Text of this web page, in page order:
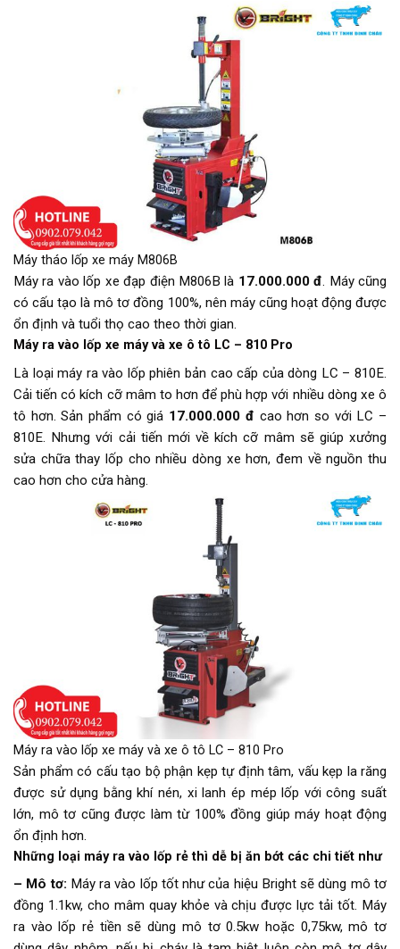
Máy tháo lốp xe máy M806B
Máy ra vào lốp xe đạp điện M806B là 17.000.000 đ. Máy cũng
có cấu tạo là mô tơ đồng 100%, nên máy cũng hoạt động được
ổn định và tuổi thọ cao theo thời gian.
Máy ra vào lốp xe máy và xe ô tô LC – 810 Pro
Là loại máy ra vào lốp phiên bản cao cấp của dòng LC – 810E.
Cải tiến có kích cỡ mâm to hơn để phù hợp với nhiều dòng xe ô
tô hơn. Sản phẩm có giá 17.000.000 đ cao hơn so với LC –
810E. Nhưng với cải tiến mới về kích cỡ mâm sẽ giúp xưởng
sửa chữa thay lốp cho nhiều dòng xe hơn, đem về nguồn thu
cao hơn cho cửa hàng.
Máy ra vào lốp xe máy và xe ô tô LC – 810 Pro
Sản phẩm có cấu tạo bộ phận kẹp tự định tâm, vấu kẹp la răng
được sử dụng bằng khí nén, xi lanh ép mép lốp với công suất
lớn, mô tơ cũng được làm từ 100% đồng giúp máy hoạt động
ổn định hơn.
Những loại máy ra vào lốp rẻ thì dễ bị ăn bớt các chi tiết như
– Mô tơ: Máy ra vào lốp tốt như của hiệu Bright sẽ dùng mô tơ
đồng 1.1kw, cho mâm quay khỏe và chịu được lực tải tốt. Máy
ra vào lốp rẻ tiền sẽ dùng mô tơ 0.5kw hoặc 0,75kw, mô tơ